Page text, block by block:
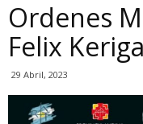
Ordenes
Felix
29 Abril, 2023